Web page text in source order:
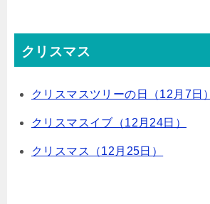
クリスマス
クリスマスツリーの日（12月7日）
クリスマスイブ（12月24日）
クリスマス（12月25日）